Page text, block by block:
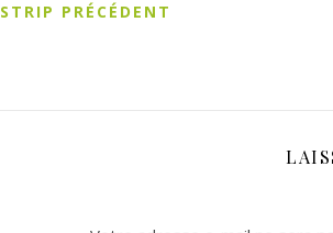
STRIP PRÉCÉDENT